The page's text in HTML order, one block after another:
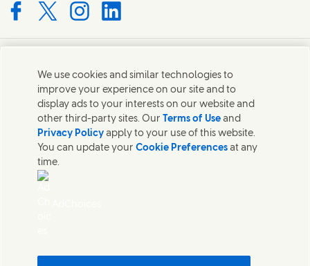
with us on Facebook
Connect with us on X
Connect with us on Instagram
Connect with us on LinkedIn
Contatti
Mettiti in contatto con Unilever in tutto il mondo.
Contatti
Contatta Unilever Italia
Note legali
Accessibilità
We use cookies and similar technologies to
improve your experience on our site and to
display ads to your interests on our website and
other third-party sites. Our Terms of Use and
Privacy Policy apply to your use of this website.
You can update yourCookie Preferences at any
time.